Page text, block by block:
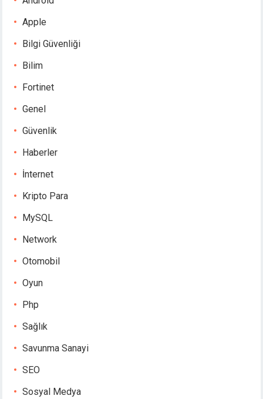
Apple
Bilgi Güvenliği
Bilim
Fortinet
Genel
Güvenlik
Haberler
İnternet
Kripto Para
MySQL
Network
Otomobil
Oyun
Php
Sağlık
Savunma Sanayi
SEO
Sosyal Medya